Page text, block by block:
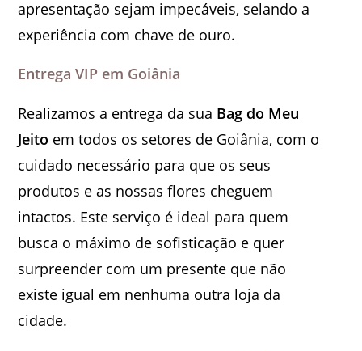
apresentação sejam impecáveis, selando a
experiência com chave de ouro.
Entrega VIP em Goiânia
Realizamos a entrega da sua Bag do Meu
Jeito em todos os setores de Goiânia, com o
cuidado necessário para que os seus
produtos e as nossas flores cheguem
intactos. Este serviço é ideal para quem
busca o máximo de sofisticação e quer
surpreender com um presente que não
existe igual em nenhuma outra loja da
cidade.